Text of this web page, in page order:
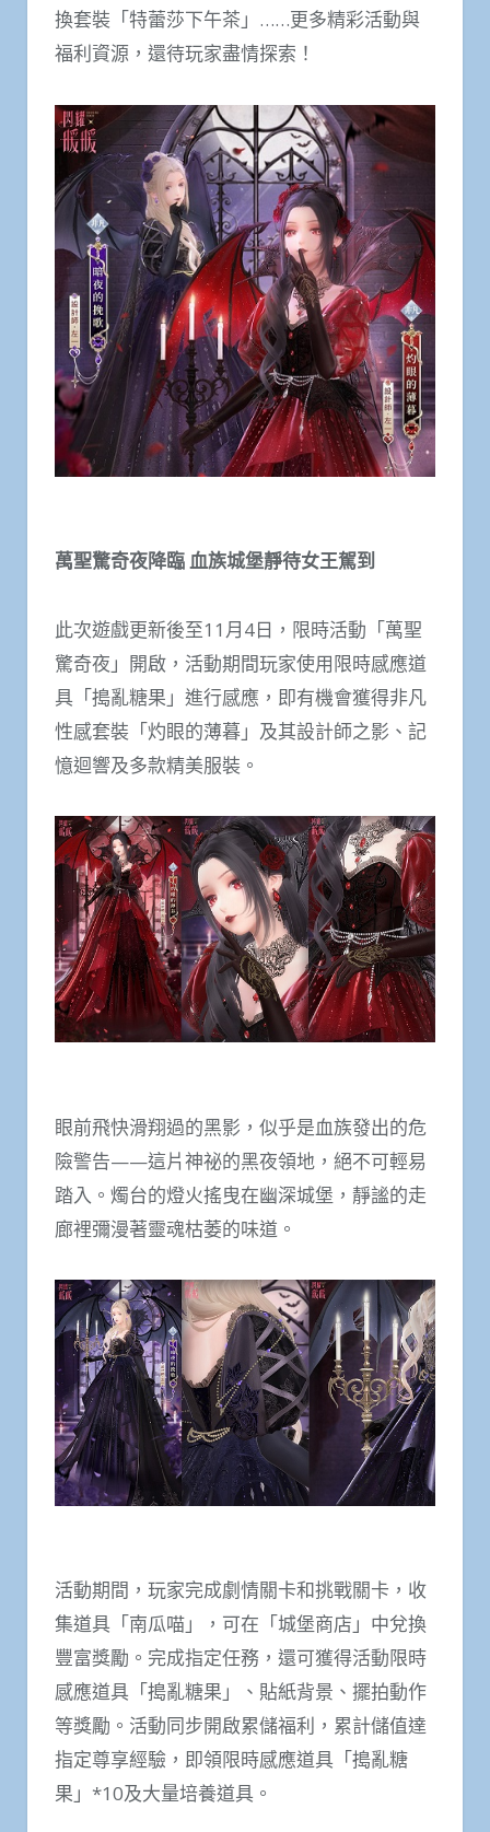
換套裝「特蕾莎下午茶」……更多精彩活動與
福利資源，還待玩家盡情探索！
萬聖驚奇夜降臨 血族城堡靜待女王駕到
此次遊戲更新後至11月4日，限時活動「萬聖
驚奇夜」開啟，活動期間玩家使用限時感應道
具「搗亂糖果」進行感應，即有機會獲得非凡
性感套裝「灼眼的薄暮」及其設計師之影、記
憶迴響及多款精美服裝。
眼前飛快滑翔過的黑影，似乎是血族發出的危
險警告——這片神祕的黑夜領地，絕不可輕易
踏入。燭台的燈火搖曳在幽深城堡，靜謐的走
廊裡彌漫著靈魂枯萎的味道。
活動期間，玩家完成劇情關卡和挑戰關卡，收
集道具「南瓜喵」，可在「城堡商店」中兌換
豐富獎勵。完成指定任務，還可獲得活動限時
感應道具「搗亂糖果」、貼紙背景、擺拍動作
等獎勵。活動同步開啟累儲福利，累計儲值達
指定尊享經驗，即領限時感應道具「搗亂糖
果」*10及大量培養道具。